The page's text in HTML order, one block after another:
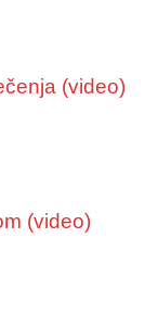
(video)
(video)